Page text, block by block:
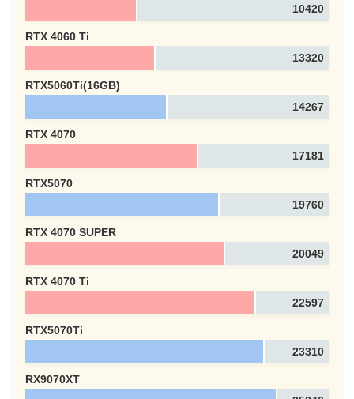
10420
RTX 4060 Ti
13320
RTX5060Ti(16GB)
14267
RTX 4070
17181
RTX5070
19760
RTX 4070 SUPER
20049
RTX 4070 Ti
22597
RTX5070Ti
23310
RX9070XT